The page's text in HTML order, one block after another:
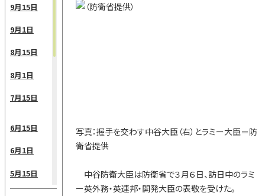
9月15日
9月1日
8月15日
8月1日
7月15日
6月15日
6月1日
5月15日
写真：握手を交わす中谷大臣（右）とラミー大臣＝防
衛省提供
中谷防衛大臣は防衛省で３月６日、訪日中のラミ
ー英外務・英連邦・開発大臣の表敬を受けた。